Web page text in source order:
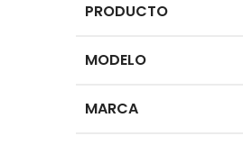
PRODUCTO
MODELO
MARCA